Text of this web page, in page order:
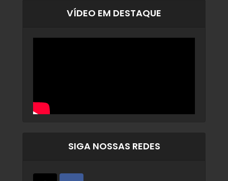
VÍDEO EM DESTAQUE
SIGA NOSSAS REDES